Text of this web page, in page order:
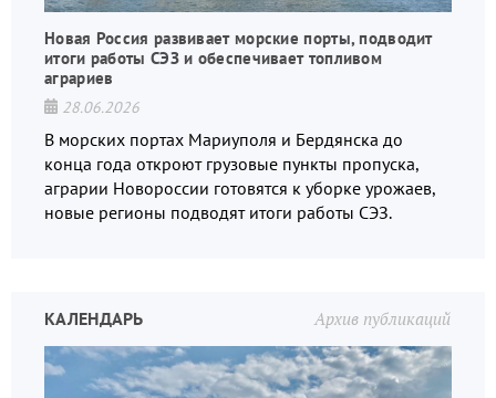
Новая Россия развивает морские порты, подводит
итоги работы СЭЗ и обеспечивает топливом
аграриев
28.06.2026
В морских портах Мариуполя и Бердянска до
конца года откроют грузовые пункты пропуска,
аграрии Новороссии готовятся к уборке урожаев,
новые регионы подводят итоги работы СЭЗ.
Архив публикаций
КАЛЕНДАРЬ